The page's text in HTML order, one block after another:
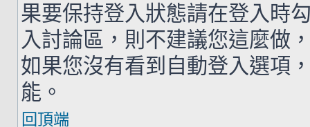
果要保持登入狀態請在登入時
入討論區，則不建議您這麼做
如果您沒有看到自動登入選項
能。
回頂端